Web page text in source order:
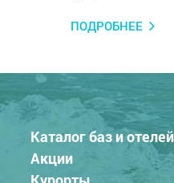
ПОДРОБНЕЕ
Каталог баз и отелей
Акции